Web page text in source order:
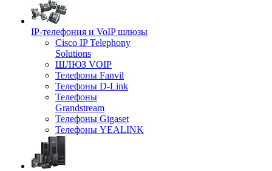
IP-телефония и VoIP шлюзы
Cisco IP Telephony
Solutions
ШЛЮЗ VOIP
Телефоны Fanvil
Телефоны D-Link
Телефоны
Grandstream
Телефоны Gigaset
Телефоны YEALINK